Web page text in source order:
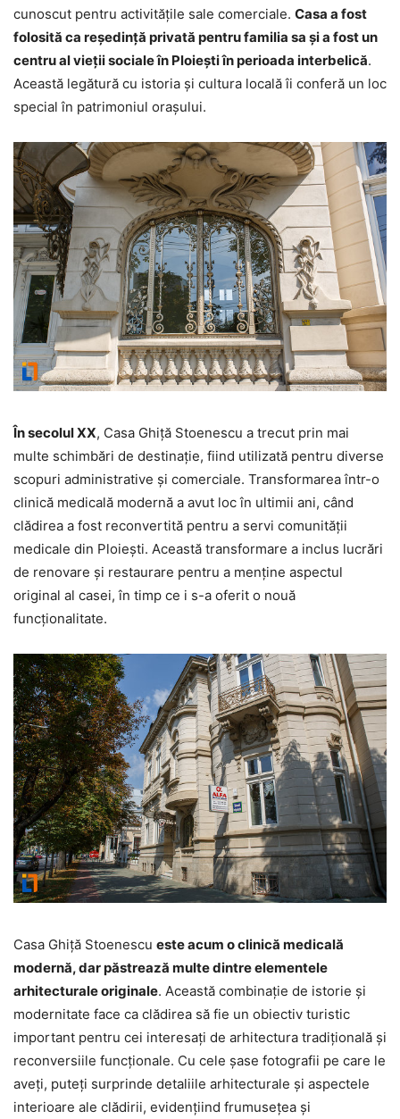
cunoscut pentru activitățile sale comerciale. Casa a fost
folosită ca reședință privată pentru familia sa și a fost un
centru al vieții sociale în Ploiești în perioada interbelică.
Această legătură cu istoria și cultura locală îi conferă un loc
special în patrimoniul orașului.
În secolul XX, Casa Ghiță Stoenescu a trecut prin mai
multe schimbări de destinație, fiind utilizată pentru diverse
scopuri administrative și comerciale. Transformarea într-o
clinică medicală modernă a avut loc în ultimii ani, când
clădirea a fost reconvertită pentru a servi comunității
medicale din Ploiești. Această transformare a inclus lucrări
de renovare și restaurare pentru a menține aspectul
original al casei, în timp ce i s-a oferit o nouă
funcționalitate.
Casa Ghiță Stoenescu este acum o clinică medicală
modernă, dar păstrează multe dintre elementele
arhitecturale originale. Această combinație de istorie și
modernitate face ca clădirea să fie un obiectiv turistic
important pentru cei interesați de arhitectura tradițională și
reconversiile funcționale. Cu cele șase fotografii pe care le
aveți, puteți surprinde detaliile arhitecturale și aspectele
interioare ale clădirii, evidențiind frumusețea și